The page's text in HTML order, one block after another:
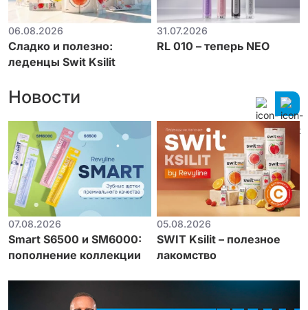
06.08.2026
Сладко и полезно:
леденцы Swit Ksilit
31.07.2026
RL 010 – теперь NEO
Новости
07.08.2026
Smart S6500 и SM6000:
пополнение коллекции
05.08.2026
SWIT Ksilit – полезное
лакомство